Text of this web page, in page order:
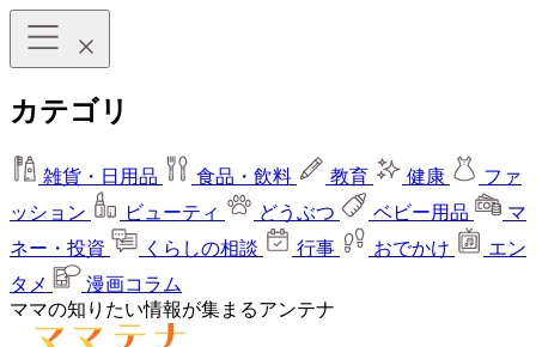
カテゴリ
雑貨・日用品 食品・飲料 教育 健康
ファ
ッション
ビューティ どうぶつ ベビー用品
マ
ネー・投資
くらしの相談 行事 おでかけ
エン
タメ
漫画コラム
ママの知りたい情報が集まるアンテナ